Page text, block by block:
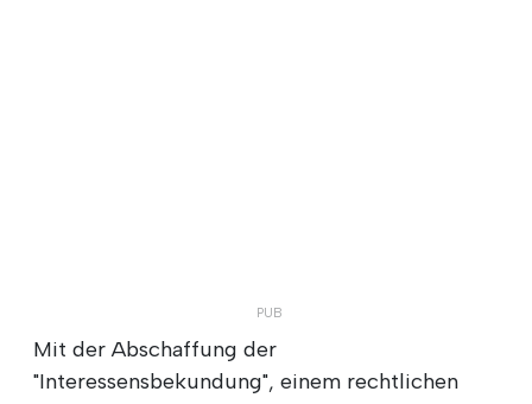
Mit der Abschaffung der
"Interessensbekundung", einem rechtlichen